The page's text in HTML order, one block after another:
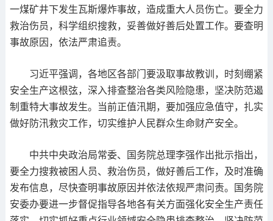
一煤矿井下发生瓦斯爆炸事故，造成重大人员伤亡。要全力
救治伤员，科学组织搜救，妥善做好善后处置工作。要查明
事故原因，依法严肃追责。
习近平强调，各地区各部门要汲取事故教训，时刻绷紧
安全生产这根弦，深入排查整治各类风险隐患，坚决防范遏
制重特大事故发生。当前正值汛期，要加强应急值守，扎实
做好防汛救灾工作，切实维护人民群众生命财产安全。
中共中央政治局常委、国务院总理李强作出批示指出，
要全力搜救被困人员、救治伤员，做好善后工作，及时准确
发布信息，尽快查明事故原因并依法依规严肃问责。国务院
安委办要进一步督促指导各地各有关方面强化安全生产责任